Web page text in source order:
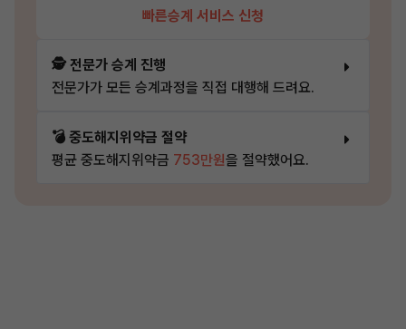
빠른승계 서비스 신청
🕵️ 전문가 승계 진행
전문가가 모든 승계과정을 직접 대행해 드려요.
💣 중도해지위약금 절약
평균 중도해지위약금 753만원을 절약했어요.